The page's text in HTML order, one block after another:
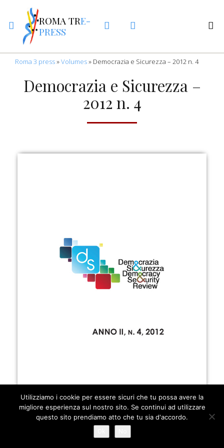
ROMA TRE-
PRESS
Roma 3 press»Volumes» Democrazia e Sicurezza – 2012 n. 4
Democrazia e Sicurezza –
2012 n. 4
ROMATRE-PRESS
Utilizziamo i cookie per essere sicuri che tu possa avere la
migliore esperienza sul nostro sito. Se continui ad utilizzare
questo sito prendiamo atto che tu sia d'accordo.